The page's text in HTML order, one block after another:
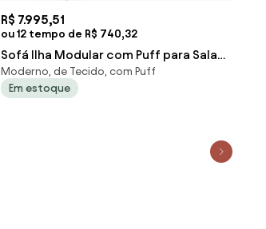
R$ 7.995,51
ou 12 tempo de R$ 740,32
Sofá Ilha Modular com Puff para Sala
Living 312cm Georgia Z08 Veludo C
Moderno, de Tecido, com Puff
Em estoque